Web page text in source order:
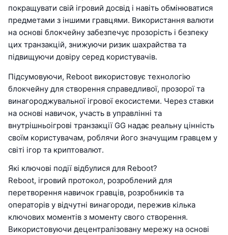
покращувати свій ігровий досвід і навіть обмінюватися
предметами з іншими гравцями. Використання валюти
на основі блокчейну забезпечує прозорість і безпеку
цих транзакцій, знижуючи ризик шахрайства та
підвищуючи довіру серед користувачів.
Підсумовуючи, Reboot використовує технологію
блокчейну для створення справедливої, прозорої та
винагороджувальної ігрової екосистеми. Через ставки
на основі навичок, участь в управлінні та
внутрішньоігрові транзакції GG надає реальну цінність
своїм користувачам, роблячи його значущим гравцем у
світі ігор та криптовалют.
Які ключові події відбулися для Reboot?
Reboot, ігровий протокол, розроблений для
перетворення навичок гравців, розробників та
операторів у відчутні винагороди, пережив кілька
ключових моментів з моменту свого створення.
Використовуючи децентралізовану мережу на основі